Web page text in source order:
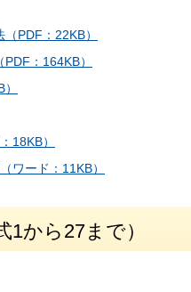
PDF：22KB）
：164KB）
18KB）
ワード：11KB）
1から27まで）